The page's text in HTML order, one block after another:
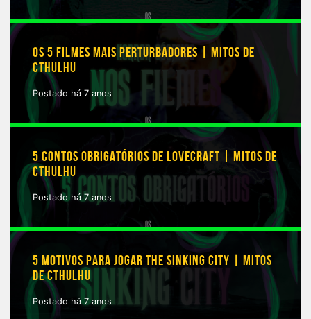
OS 5 FILMES MAIS PERTURBADORES | MITOS DE
CTHULHU
Postado há 7 anos
5 CONTOS OBRIGATÓRIOS DE LOVECRAFT | MITOS DE
CTHULHU
Postado há 7 anos
5 MOTIVOS PARA JOGAR THE SINKING CITY | MITOS
DE CTHULHU
Postado há 7 anos